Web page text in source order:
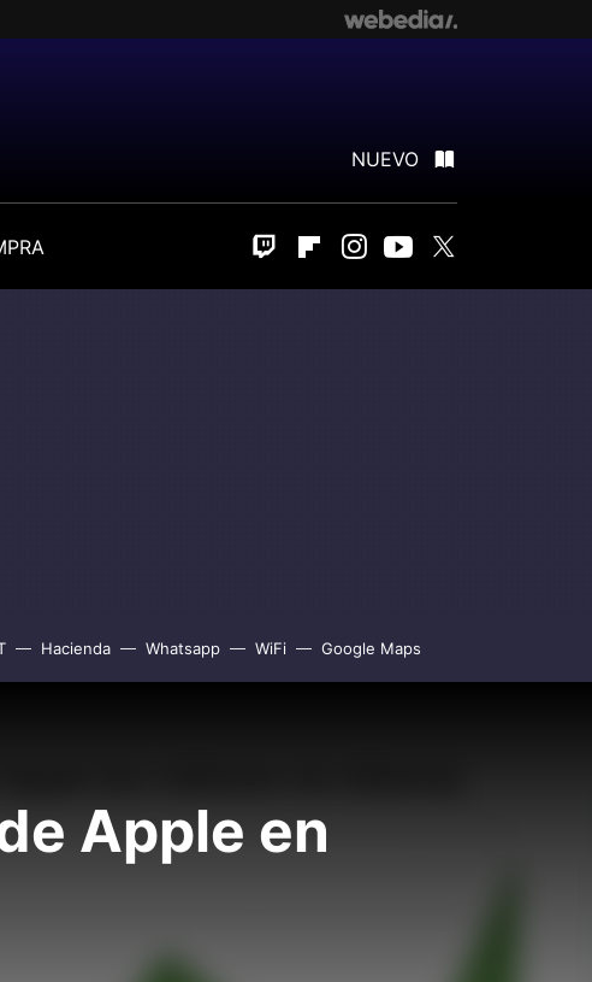
NUEVO
Twitch FlipboardInstagram
Youtube
Hacienda Whatsapp WiFi Google Maps
Apple en